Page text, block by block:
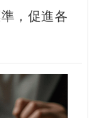
，促進各